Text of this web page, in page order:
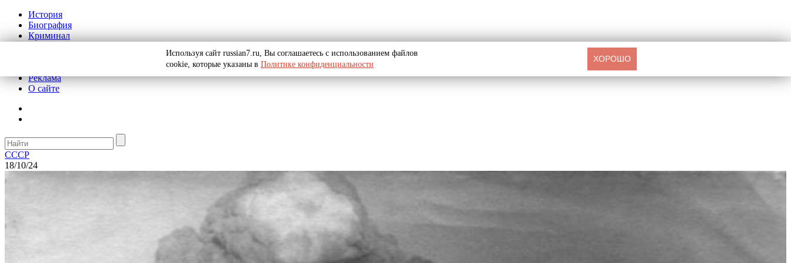
История
Биография
Криминал
Реклама
О сайте
СССР
18/10/24
Используя сайт russian7.ru, Вы соглашаетесь с использованием файлов
cookie, которые указаны в Политике конфиденциальности
ХОРОШО